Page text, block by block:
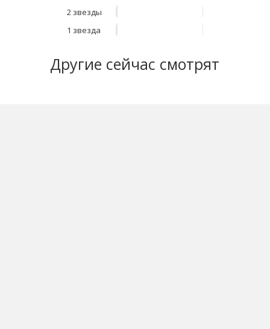
2 звезды
1 звезда
Другие сейчас смотрят